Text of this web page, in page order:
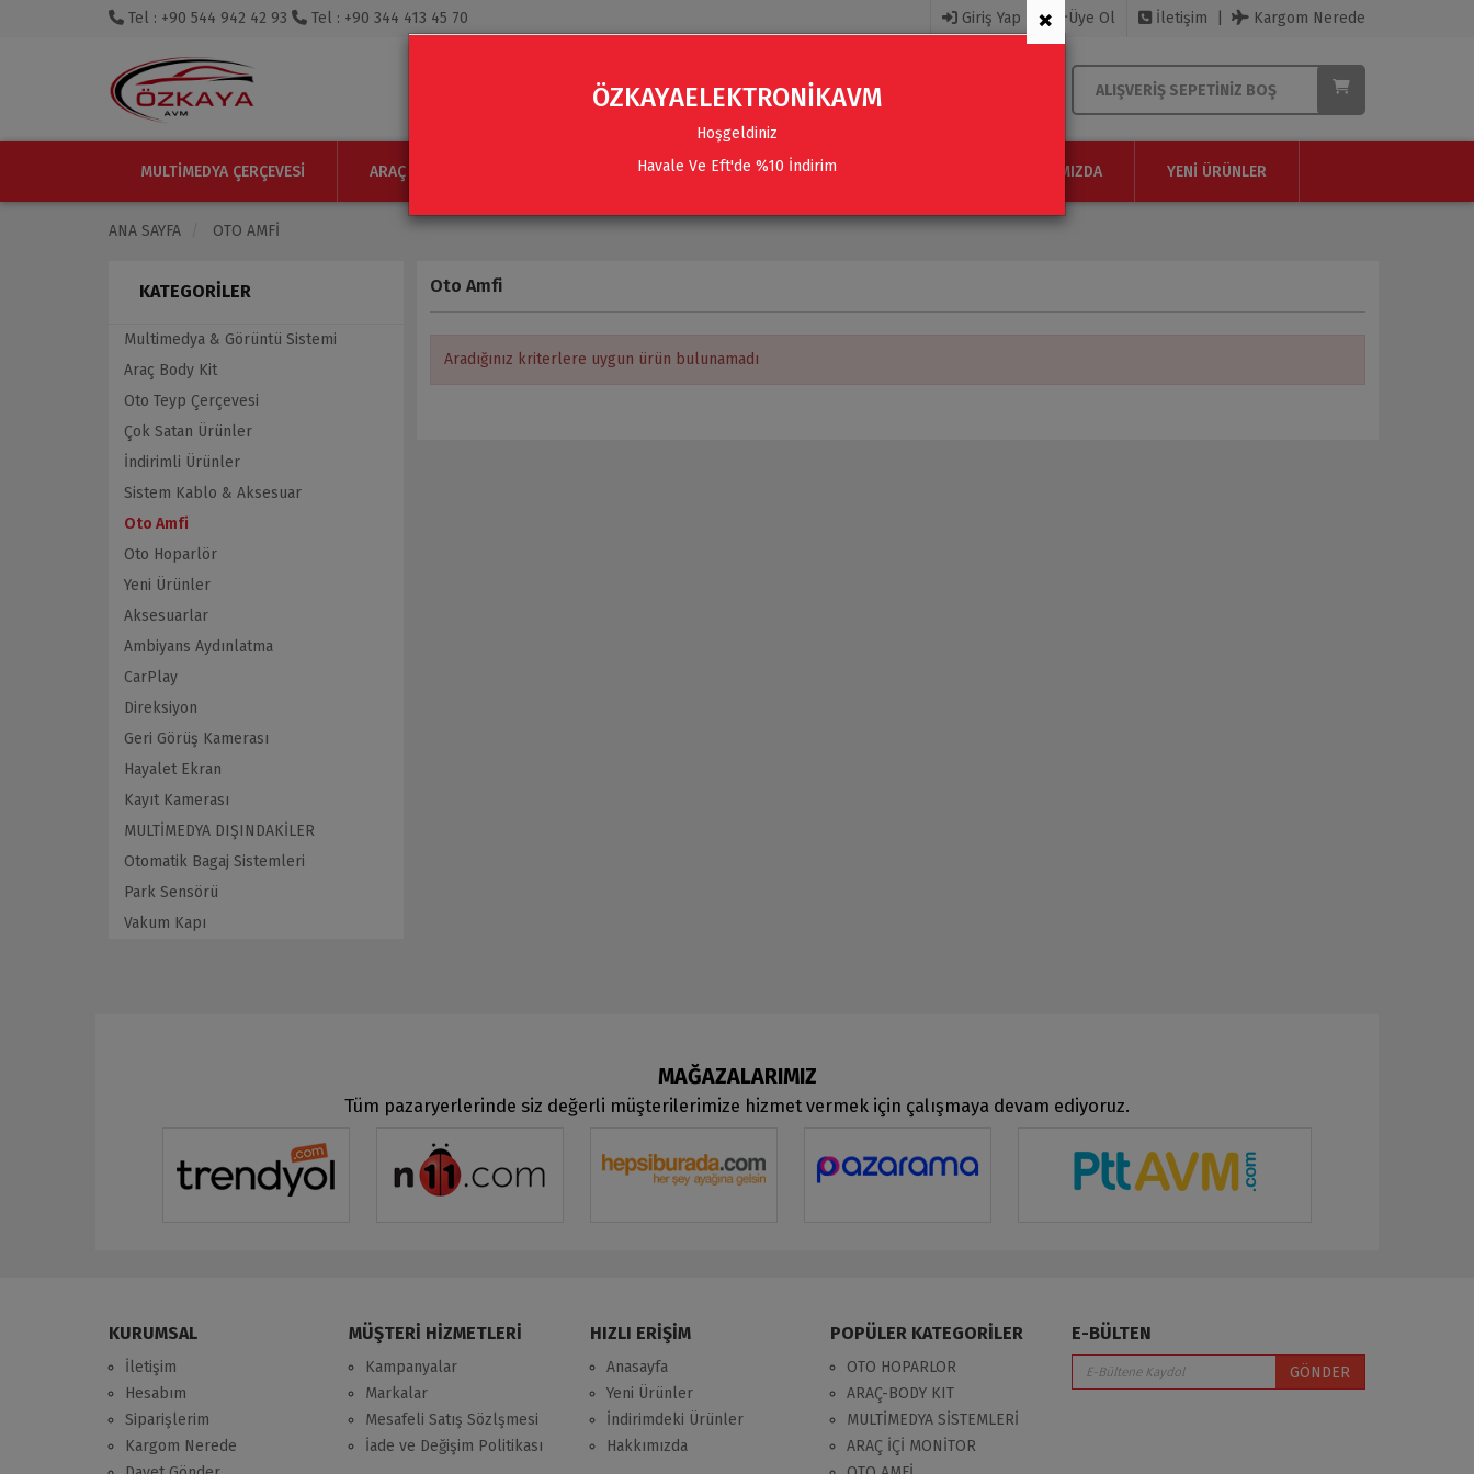
Tel : +90 544 942 42 93 Tel : +90 344 413 45 70 Giriş Yap Üye Ol İletişim Kargom Nerede
ALIŞVERIŞ SEPETINIZ BOŞ
MULTIMEDYA ÇERÇEVESI ARAÇ IÇI MONITOR AKSESUARLAR SES SISTEMLERI & AKSESUARLAR HAKKIMIZDA YENI ÜRÜNLER
ANA SAYFA OTO AMFI
KATEGORILER
Multimedya & Görüntü Sistemi
Araç Body Kit
Oto Teyp Çerçevesi
Çok Satan Ürünler
İndirimli Ürünler
Sistem Kablo & Aksesuar
Oto Amfi
Oto Hoparlör
Yeni Ürünler
Aksesuarlar
Ambiyans Aydınlatma
CarPlay
Direksiyon
Geri Görüş Kamerası
Hayalet Ekran
Kayıt Kamerası
MULTİMEDYA DIŞINDAKİLER
Otomatik Bagaj Sistemleri
Park Sensörü
Vakum Kapı
Oto Amfi
Aradığınız kriterlere uygun ürün bulunamadı
MAĞAZALARIMIZ
Tüm pazaryerlerinde siz değerli müşterilerimize hizmet vermek için çalışmaya devam ediyoruz.
KURUMSAL
İletişim
Hesabım
Siparişlerim
Kargom Nerede
MÜŞTERİ HİZMETLERİ
Kampanyalar
Markalar
Mesafeli Satış Sözlşmesi
İade ve Değişim Politikası
HIZLI ERİŞİM
Anasayfa
Yeni Ürünler
İndirimdeki Ürünler
Hakkımızda
POPÜLER KATEGORİLER
OTO HOPARLOR
ARAÇ-BODY KIT
MULTİMEDYA SİSTEMLERİ
ARAÇ İÇİ MONİTOR
E-BÜLTEN
GÖNDER
×
ÖZKAYAELEKTRONİKAVM
Hoşgeldiniz
Havale Ve Eft'de %10 İndirim